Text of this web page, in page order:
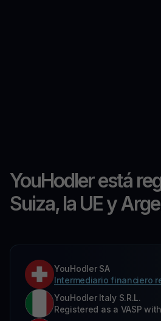
YouHodler está
Suiza, la UE y
YouHodler SA
Intermediario financiero
YouHodler Italy S.R.L.
Registered as a VASP